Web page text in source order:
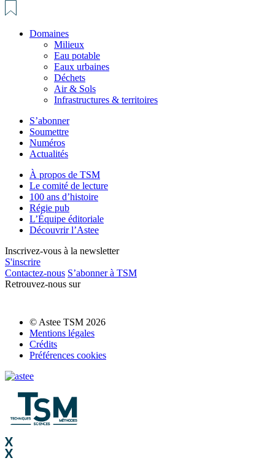
Domaines
Milieux
Eau potable
Eaux urbaines
Déchets
Air & Sols
Infrastructures & territoires
S’abonner
Soumettre
Numéros
Actualités
À propos de TSM
Le comité de lecture
100 ans d’histoire
Régie pub
L’Équipe éditoriale
Découvrir l’Astee
Inscrivez-vous à la newsletter
S'inscrire
Contactez-nous S’abonner à TSM
Retrouvez-nous sur
© Astee TSM 2026
Mentions légales
Crédits
Préférences cookies